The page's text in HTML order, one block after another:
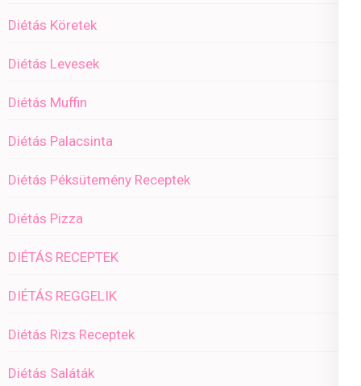
Diétás Köretek
Diétás Levesek
Diétás Muffin
Diétás Palacsinta
Diétás Péksütemény Receptek
Diétás Pizza
DIÉTÁS RECEPTEK
DIÉTÁS REGGELIK
Diétás Rizs Receptek
Diétás Saláták